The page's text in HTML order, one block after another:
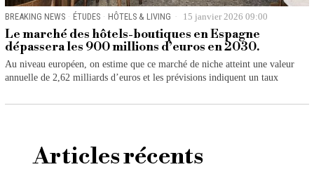
BREAKING NEWS · ÉTUDES · HÔTELS & LIVING 15 janvier 2026 09:00
Le marché des hôtels-boutiques en Espagne
dépassera les 900 millions d’euros en 2030.
Au niveau européen, on estime que ce marché de niche atteint une valeur
annuelle de 2,62 milliards d’euros et les prévisions indiquent un taux
Articles récents